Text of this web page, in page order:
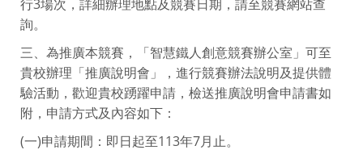
行3場次，詳細辦理地點及競賽日期，請至競賽網站查
詢。
三、為推廣本競賽，「智慧鐵人創意競賽辦公室」可至
貴校辦理「推廣說明會」，進行競賽辦法說明及提供體
驗活動，歡迎貴校踴躍申請，檢送推廣說明會申請書如
附，申請方式及內容如下：
(一)申請期間：即日起至113年7月止。